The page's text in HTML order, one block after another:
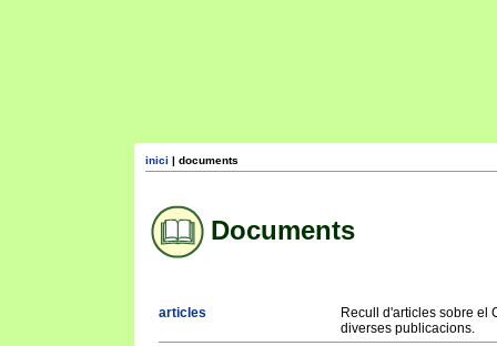
inici | documents
Documents
articles
Recull d'articles sobre el
diverses publicacions.